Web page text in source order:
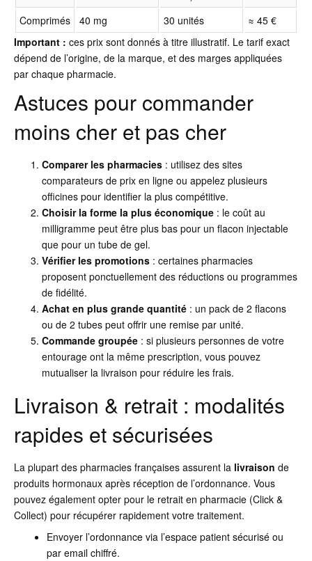
Comprimés
40 mg 30 unités
≈ 45 €
Important : ces prix sont donnés à titre illustratif. Le tarif exact
dépend de l’origine, de la marque, et des marges appliquées
par chaque pharmacie.
Astuces pour commander
moins cher et pas cher
Comparer les pharmacies : utilisez des sites
comparateurs de prix en ligne ou appelez plusieurs
officines pour identifier la plus compétitive.
Choisir la forme la plus économique : le coût au
milligramme peut être plus bas pour un flacon injectable
que pour un tube de gel.
Vérifier les promotions : certaines pharmacies
proposent ponctuellement des réductions ou programmes
de fidélité.
Achat en plus grande quantité : un pack de 2 flacons
ou de 2 tubes peut offrir une remise par unité.
Commande groupée : si plusieurs personnes de votre
entourage ont la même prescription, vous pouvez
mutualiser la livraison pour réduire les frais.
Livraison & retrait : modalités
rapides et sécurisées
La plupart des pharmacies françaises assurent la livraison de
produits hormonaux après réception de l’ordonnance. Vous
pouvez également opter pour le retrait en pharmacie (Click &
Collect) pour récupérer rapidement votre traitement.
Envoyer l’ordonnance via l’espace patient sécurisé ou
par email chiffré.